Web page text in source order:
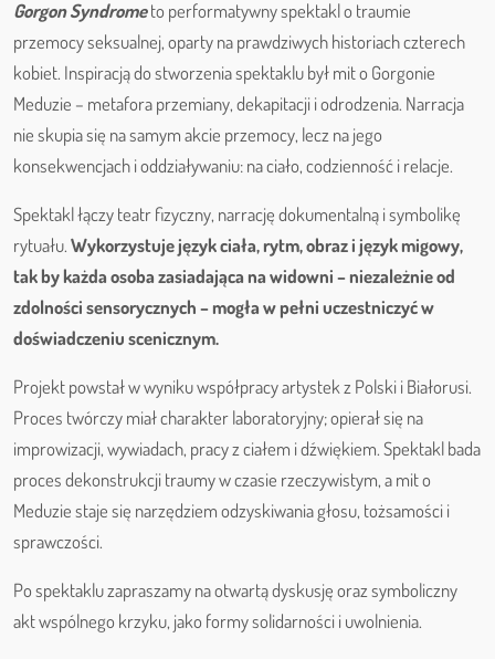
Gorgon Syndrometo performatywny spektakl o traumie
przemocy seksualnej, oparty na prawdziwych historiach czterech
kobiet. Inspiracją do stworzenia spektaklu był mit o Gorgonie
Meduzie – metafora przemiany, dekapitacji i odrodzenia. Narracja
nie skupia się na samym akcie przemocy, lecz na jego
konsekwencjach i oddziaływaniu: na ciało, codzienność i relacje.
Spektakl łączy teatr fizyczny, narrację dokumentalną i symbolikę
rytuału.Wykorzystuje język ciała, rytm, obraz i język migowy,
tak by każda osoba zasiadająca na widowni – niezależnie od
zdolności sensorycznych – mogła w pełni uczestniczyć w
doświadczeniu scenicznym.
Projekt powstał w wyniku współpracy artystek z Polski i Białorusi.
Proces twórczy miał charakter laboratoryjny; opierał się na
improwizacji, wywiadach, pracy z ciałem i dźwiękiem. Spektakl bada
proces dekonstrukcji traumy w czasie rzeczywistym, a mit o
Meduzie staje się narzędziem odzyskiwania głosu, tożsamości i
sprawczości.
Po spektaklu zapraszamy na otwartą dyskusję oraz symboliczny
akt wspólnego krzyku, jako formy solidarności i uwolnienia.